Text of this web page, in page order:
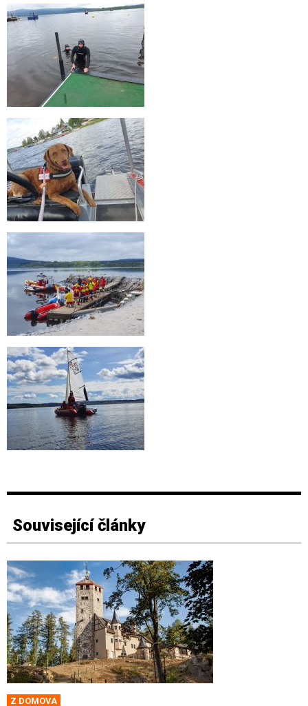
Související články
Z DOMOVA